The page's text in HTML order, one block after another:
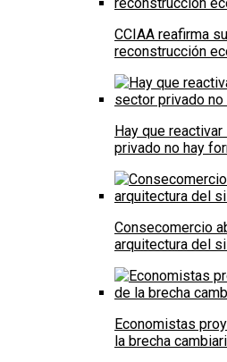
CCIAA reafirma
reconstrucción
Hay que
privado no hay
Consecomercio
arquitectura del
Economistas
la brecha